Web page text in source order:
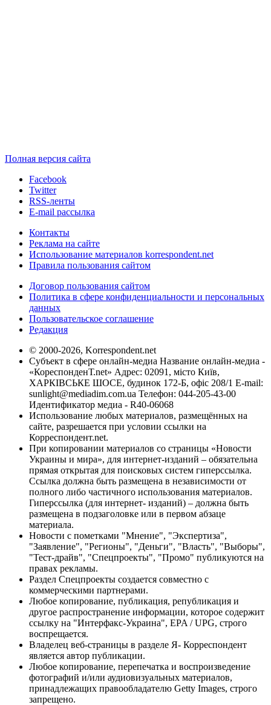
Полная версия сайта
Facebook
Twitter
RSS-ленты
E-mail рассылка
Контакты
Реклама на сайте
Использование материалов korrespondent.net
Правила пользования сайтом
Договор пользования сайтом
Политика в сфере конфиденциальности и персональных
данных
Пользовательское соглашение
Редакция
© 2000-2026, Korrespondent.net
Субъект в сфере онлайн-медиа Название онлайн-медиа -
«КореспонденТ.net» Адрес: 02091, місто Київ,
ХАРКІВСЬКЕ ШОСЕ, будинок 172-Б, офіс 208/1 E-mail:
sunlight@mediadim.com.ua Телефон: 044-205-43-00
Идентификатор медиа - R40-06068
Использование любых материалов, размещённых на
сайте, разрешается при условии ссылки на
Корреспондент.net.
При копировании материалов со страницы «Новости
Украины и мира», для интернет-изданий – обязательна
прямая открытая для поисковых систем гиперссылка.
Ссылка должна быть размещена в независимости от
полного либо частичного использования материалов.
Гиперссылка (для интернет- изданий) – должна быть
размещена в подзаголовке или в первом абзаце
материала.
Новости с пометками "Мнение", "Экспертиза",
"Заявление", "Регионы", "Деньги", "Власть", "Выборы",
"Тест-драйв", "Спецпроекты", "Промо" публикуются на
правах рекламы.
Раздел Спецпроекты создается совместно с
коммерческими партнерами.
Любое копирование, публикация, републикация и
другое распространение информации, которое содержит
ссылку на "Интерфакс-Украина", EPA / UPG, строго
воспрещается.
Владелец веб-страницы в разделе Я- Корреспондент
является автор публикации.
Любое копирование, перепечатка и воспроизведение
фотографий и/или аудиовизуальных материалов,
принадлежащих правообладателю Getty Images, строго
запрещено.